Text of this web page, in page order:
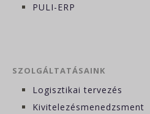
PULI-ERP
SZOLGÁLTATÁSAINK
Logisztikai tervezés
Kivitelezésmenedzsment